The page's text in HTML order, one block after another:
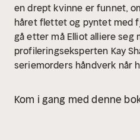
en drept kvinne er funnet,
håret flettet og pyntet med
gå etter må Elliot alliere seg
profileringseksperten Kay
seriemorders håndverk når
hektiske etterforskningfører
kvinnens bil. Synet av en
Kom i gang med denne